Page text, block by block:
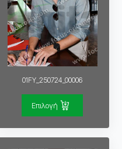
01FY_250724_00006
Επιλογή